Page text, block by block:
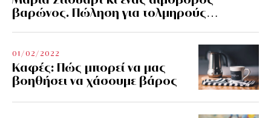
βαρώνος. Πώληση για τολμηρούς…
01/02/2022
Kαφές: Πώς μπορεί να μας
βοηθήσει να χάσουμε βάρος